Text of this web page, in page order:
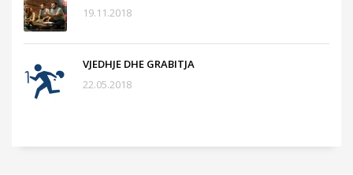
19.11.2018
VJEDHJE DHE GRABITJA
22.05.2018